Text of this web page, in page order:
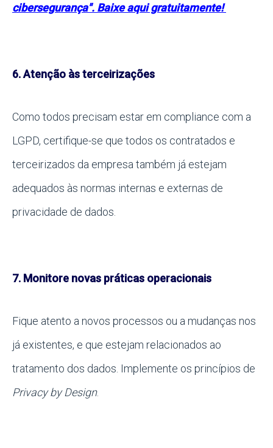
cibersegurança". Baixe aqui gratuitamente!
6. Atenção às terceirizações
Como todos precisam estar em compliance com a
LGPD, certifique-se que todos os contratados e
terceirizados da empresa também já estejam
adequados às normas internas e externas de
privacidade de dados.
7. Monitore novas práticas operacionais
Fique atento a novos processos ou a mudanças nos
já existentes, e que estejam relacionados ao
tratamento dos dados. Implemente os princípios de
Privacy by Design.